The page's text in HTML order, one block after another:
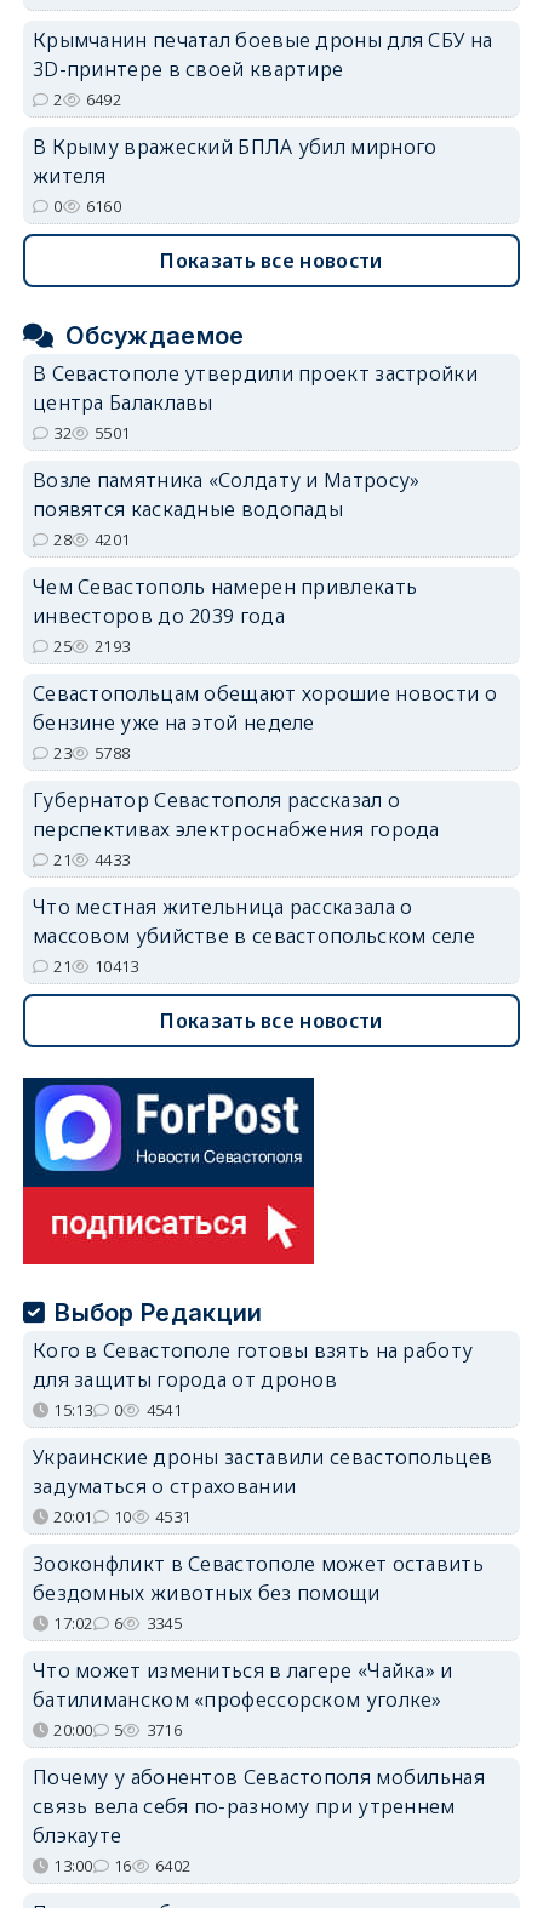
Крымчанин печатал боевые дроны для СБУ на
3D-принтере в своей квартире
2 6492
В Крыму вражеский БПЛА убил мирного
жителя
0 6160
Показать все новости
Обсуждаемое
В Севастополе утвердили проект застройки
центра Балаклавы
32 5501
Возле памятника «Солдату и Матросу»
появятся каскадные водопады
28 4201
Чем Севастополь намерен привлекать
инвесторов до 2039 года
25 2193
Севастопольцам обещают хорошие новости о
бензине уже на этой неделе
23 5788
Губернатор Севастополя рассказал о
перспективах электроснабжения города
21 4433
Что местная жительница рассказала о
массовом убийстве в севастопольском селе
21 10413
Показать все новости
Выбор Редакции
Кого в Севастополе готовы взять на работу
для защиты города от дронов
15:13 0 4541
Украинские дроны заставили севастопольцев
задуматься о страховании
20:01 10 4531
Зооконфликт в Севастополе может оставить
бездомных животных без помощи
17:02 6 3345
Что может измениться в лагере «Чайка» и
батилиманском «профессорском уголке»
20:00 5 3716
Почему у абонентов Севастополя мобильная
связь вела себя по-разному при утреннем
блэкауте
13:00 16 6402